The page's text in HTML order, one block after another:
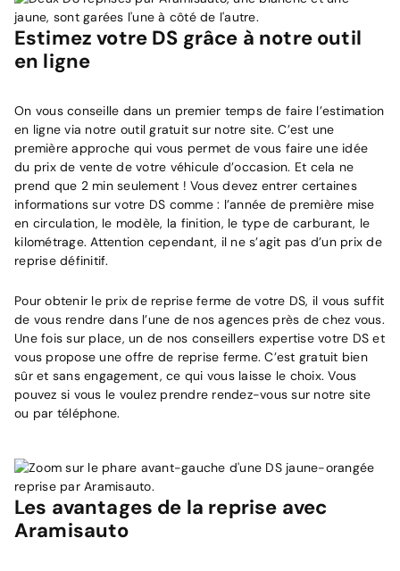
Estimez votre DS grâce à notre outil
en ligne
On vous conseille dans un premier temps de faire l’estimation
en ligne via notre outil gratuit sur notre site. C’est une
première approche qui vous permet de vous faire une idée
du prix de vente de votre véhicule d’occasion. Et cela ne
prend que 2 min seulement ! Vous devez entrer certaines
informations sur votre DS comme : l’année de première mise
en circulation, le modèle, la finition, le type de carburant, le
kilométrage. Attention cependant, il ne s’agit pas d’un prix de
reprise définitif.
Pour obtenir le prix de reprise ferme de votre DS, il vous suffit
de vous rendre dans l’une de nos agences près de chez vous.
Une fois sur place, un de nos conseillers expertise votre DS et
vous propose une offre de reprise ferme. C’est gratuit bien
sûr et sans engagement, ce qui vous laisse le choix. Vous
pouvez si vous le voulez prendre rendez-vous sur notre site
ou par téléphone.
Les avantages de la reprise avec
Aramisauto